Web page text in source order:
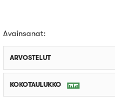
Avainsanat:
ARVOSTELUT
KOKOTAULUKKO